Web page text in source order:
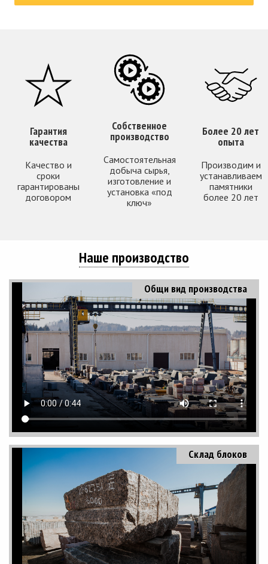
Гарантия
качества
Качество и
сроки
гарантированы
договором
Собственное
производство
Самостоятельная
добыча сырья,
изготовление и
установка «под
ключ»
Более 20 лет
опыта
Производим и
устанавливаем
памятники
более 20 лет
Наше производство
Общи вид производства
Склад блоков